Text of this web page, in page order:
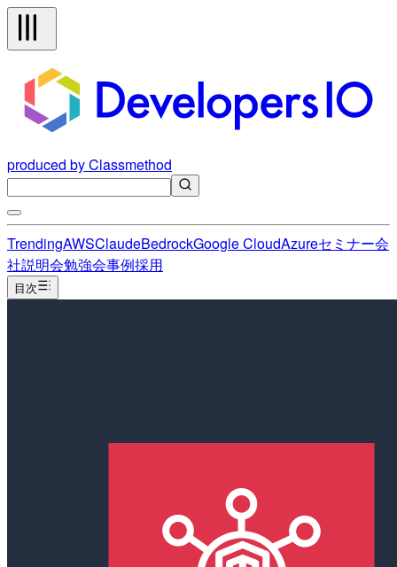
produced by Classmethod
TrendingAWSClaudeBedrockGoogle CloudAzureセミナー会
社説明会勉強会事例採用
目次